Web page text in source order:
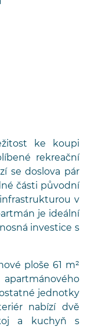
ke koupi
rekreační
se doslova pár
části původní
v
je ideální
investice s
ploše 61 m²
jednotky
nabízí dvě
a kuchyň s